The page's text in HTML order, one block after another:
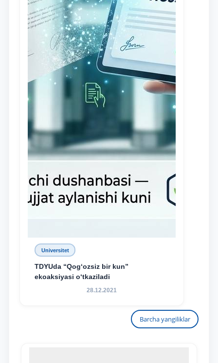
Universitet
TDYUda “Qog‘ozsiz bir kun”
ekoaksiyasi o‘tkaziladi
28.12.2021
Barcha yangiliklar